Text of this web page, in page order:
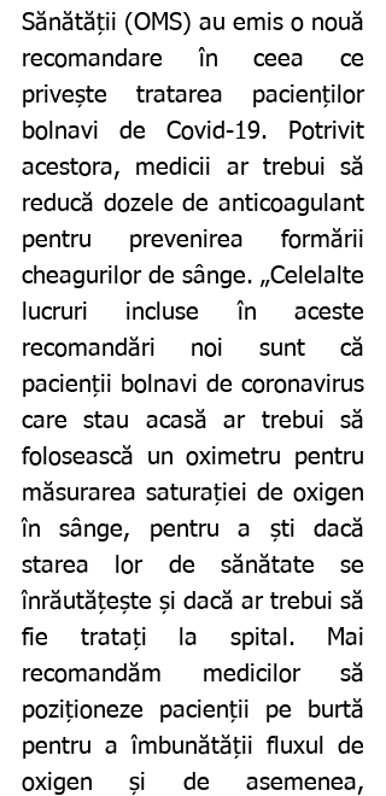
Sănătății (OMS) au emis o nouă
recomandare în ceea ce
privește tratarea pacienților
bolnavi de Covid-19. Potrivit
acestora, medicii ar trebui să
reducă dozele de anticoagulant
pentru prevenirea formării
cheagurilor de sânge. „Celelalte
lucruri incluse în aceste
recomandări noi sunt că
pacienții bolnavi de coronavirus
care stau acasă ar trebui să
folosească un oximetru pentru
măsurarea saturației de oxigen
în sânge, pentru a ști dacă
starea lor de sănătate se
înrăutățește și dacă ar trebui să
fie tratați la spital. Mai
recomandăm medicilor să
poziționeze pacienții pe burtă
pentru a îmbunătății fluxul de
oxigen și de asemenea,